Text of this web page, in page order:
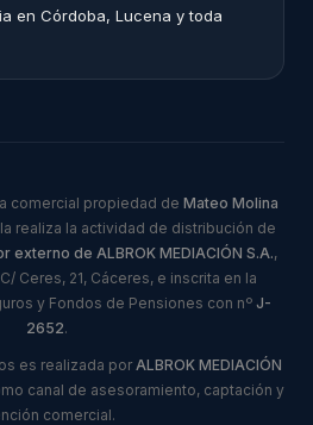
en Córdoba, Lucena y toda
comercial propiedad de Mateo Molina
realiza la actividad de distribución de
externo de ALBROK MEDIACIÓN S.A.,
Ceres, 21, Cáceres, e inscrita en la
y Fondos de Pensiones con nº J-
2652.
es realizada por ALBROK MEDIACIÓN
canal de asesoramiento, captación y
comercial.